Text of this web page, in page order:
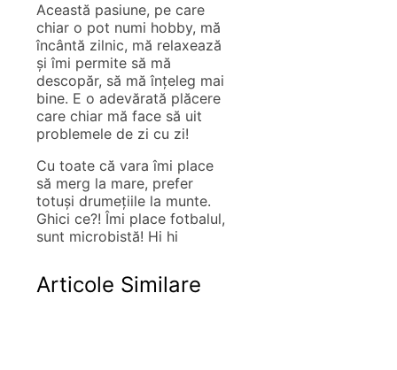
Această pasiune, pe care
chiar o pot numi hobby, mă
încântă zilnic, mă relaxează
și îmi permite să mă
descopăr, să mă înțeleg mai
bine. E o adevărată plăcere
care chiar mă face să uit
problemele de zi cu zi!
Cu toate că vara îmi place
să merg la mare, prefer
totuși drumețiile la munte.
Ghici ce?! Îmi place fotbalul,
sunt microbistă! Hi hi
Articole Similare